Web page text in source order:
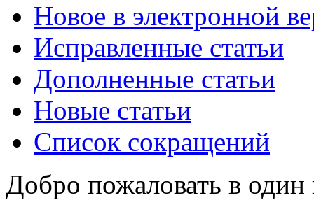
Новое в электронной
Исправленные статьи
Дополненные статьи
Новые статьи
Список сокращений
Добро пожаловать в